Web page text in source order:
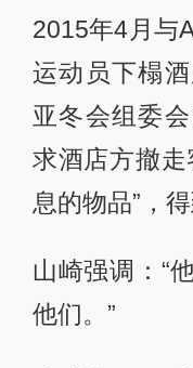
2015年4月与
运动员下榻
亚冬会组委
求酒店方撤
息的物品”，
山崎强调：“
他们。”